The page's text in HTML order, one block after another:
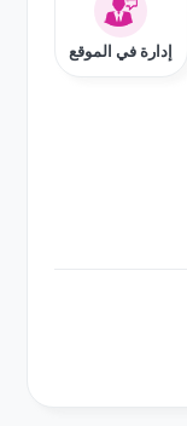
إدارة في الموقع